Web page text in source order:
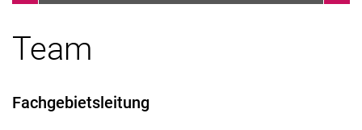
Team
Fachgebietsleitung